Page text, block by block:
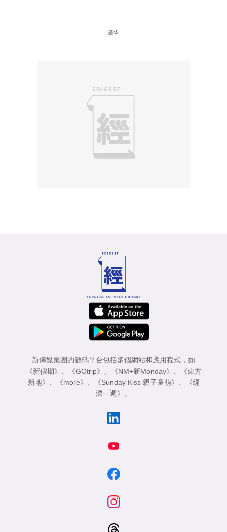
廣告
新傳媒集團的數碼平台包括多個網站和應用程式，如
《新假期》
《GOtrip》 《NM+新Monday》
《東方
新地》
《more》 《Sunday Kiss 親子童萌》
《經
濟一週》
。